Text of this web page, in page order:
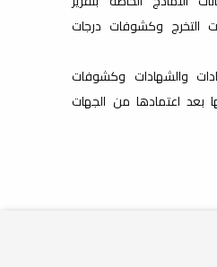
التخرج وكشوفات درجات
والشهادات وكشوفات
بعد اعتمادها من الجهات